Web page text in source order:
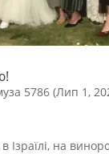
5786 (Лип 1,
Ізраїлі, на